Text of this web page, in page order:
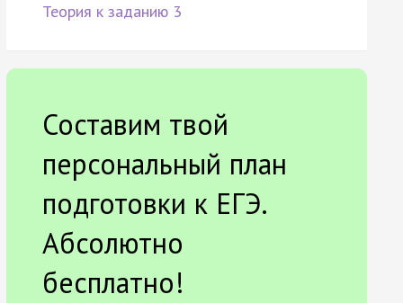
Теория к заданию 3
Составим твой
персональный план
подготовки к ЕГЭ.
Абсолютно
бесплатно!